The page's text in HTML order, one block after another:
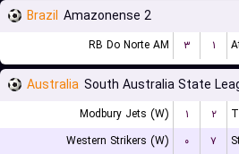
Brazil Amazonense 2
RB Do Norte AM ۳ ۱
Australia South Australia State
Modbury Jets (W) ۱ ۲
Western Strikers (W)
۰ ۷